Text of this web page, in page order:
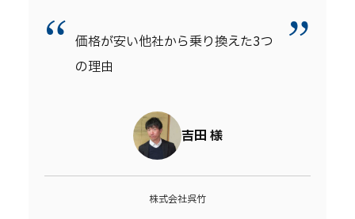
“ 価格が安い他社から乗り換えた3つ
の理由
”
吉田 様
株式会社呉竹